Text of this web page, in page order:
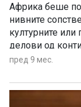
Африка беше
нивните
културните или
делови од
Британија,
пред 9 мес.